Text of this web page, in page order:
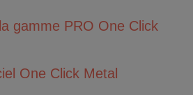
gamme PRO One Click
One Click Metal